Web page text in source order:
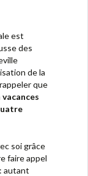
est
des
de la
que
soi grâce
faire appel
autant